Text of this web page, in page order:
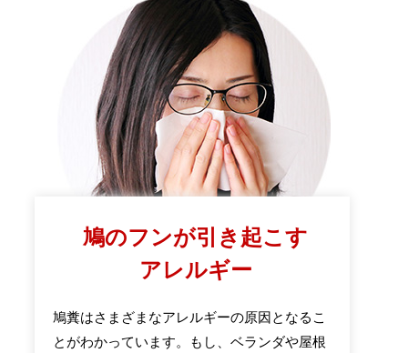
鳩のフンが引き起こす
アレルギー
鳩糞はさまざまなアレルギーの原因となるこ
とがわかっています。もし、ベランダや屋根